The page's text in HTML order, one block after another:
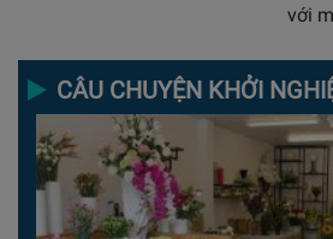
với
CÂU CHUYỆN KHỞI